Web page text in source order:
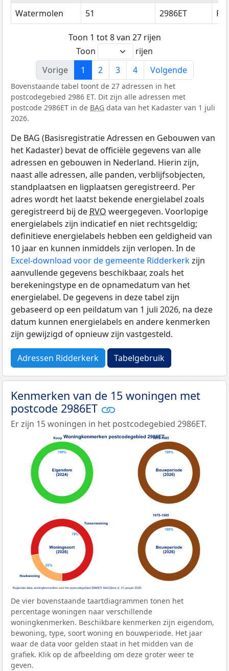
Watermolen
51 2986ET
Toon 1 tot 8 van 27 rijen
Toon
rijen
Vorige
1 2 3 4 Volgende
Bovenstaande tabel toont de 27 adressen in het
postcodegebied 2986 ET. Dit zijn alle adressen met
postcode 2986ET in de BAG data van het Kadaster van 1 juli
2026.
De BAG (Basisregistratie Adressen en Gebouwen van
het Kadaster) bevat de officiële gegevens van alle
adressen en gebouwen in Nederland. Hierin zijn,
naast alle adressen, alle panden, verblijfsobjecten,
standplaatsen en ligplaatsen geregistreerd. Per
adres wordt het laatst bekende energielabel zoals
geregistreerd bij de RVO weergegeven. Voorlopige
energielabels zijn indicatief en niet rechtsgeldig;
definitieve energielabels hebben een geldigheid van
10 jaar en kunnen inmiddels zijn verlopen. In de
Excel-download voor de gemeente Ridderkerkzijn
aanvullende gegevens beschikbaar, zoals het
berekeningstype en de opnamedatum van het
energielabel. De gegevens in deze tabel zijn
gebaseerd op een peildatum van 1 juli 2026, na deze
datum kunnen energielabels en andere kenmerken
zijn gewijzigd of opnieuw zijn vastgesteld.
Adressen Ridderkerk Tabelgebruik
Kenmerken van de 15 woningen met
postcode 2986ET
Er zijn 15 woningen in het postcodegebied 2986ET.
De vier bovenstaande taartdiagrammen tonen het
percentage woningen naar verschillende
woningkenmerken. Beschikbare kenmerken zijn eigendom,
bewoning, type, soort woning en bouwperiode. Het jaar
waar de data voor gelden staat in het midden van de
grafiek. Klik op de afbeelding om deze groter weer te
geven.